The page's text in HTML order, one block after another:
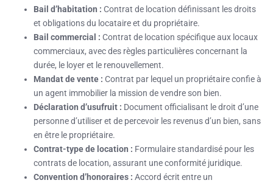
Bail d’habitation : Contrat de location définissant les droits
et obligations du locataire et du propriétaire.
Bail commercial : Contrat de location spécifique aux locaux
commerciaux, avec des règles particulières concernant la
durée, le loyer et le renouvellement.
Mandat de vente : Contrat par lequel un propriétaire confie à
un agent immobilier la mission de vendre son bien.
Déclaration d’usufruit : Document officialisant le droit d’une
personne d’utiliser et de percevoir les revenus d’un bien, sans
en être le propriétaire.
Contrat-type de location : Formulaire standardisé pour les
contrats de location, assurant une conformité juridique.
Convention d’honoraires : Accord écrit entre un